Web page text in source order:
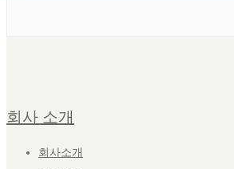
회사 소개
회사소개